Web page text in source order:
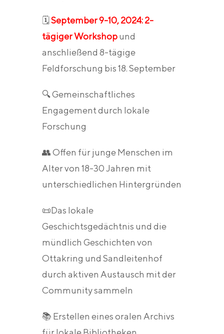
🗓️September 9-10, 2024: 2-
tägiger Workshopund
anschließend 8-tägige
Feldforschung bis 18. September
🔍 Gemeinschaftliches
Engagement durch lokale
Forschung
👥 Offen für junge Menschen im
Alter von 18-30 Jahren mit
unterschiedlichen Hintergründen
📜Das lokale
Geschichtsgedächtnis und die
mündlich Geschichten von
Ottakring und Sandleitenhof
durch aktiven Austausch mit der
Community sammeln
📚 Erstellen eines oralen Archivs